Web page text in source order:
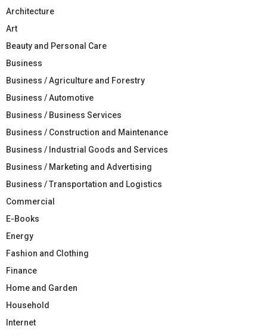
Architecture
Art
Beauty and Personal Care
Business
Business / Agriculture and Forestry
Business / Automotive
Business / Business Services
Business / Construction and Maintenance
Business / Industrial Goods and Services
Business / Marketing and Advertising
Business / Transportation and Logistics
Commercial
E-Books
Energy
Fashion and Clothing
Finance
Home and Garden
Household
Internet